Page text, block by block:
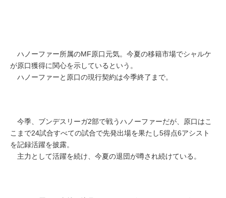
ハノーファー所属のMF原口元気。今夏の移籍市場でシャルケ
が原口獲得に関心を示しているという。
ハノーファーと原口の現行契約は今季終了まで。
今季、ブンデスリーガ2部で戦うハノーファーだが、原口はこ
こまで24試合すべての試合で先発出場を果たし5得点6アシスト
を記録活躍を披露。
主力として活躍を続け、今夏の退団が噂され続けている。